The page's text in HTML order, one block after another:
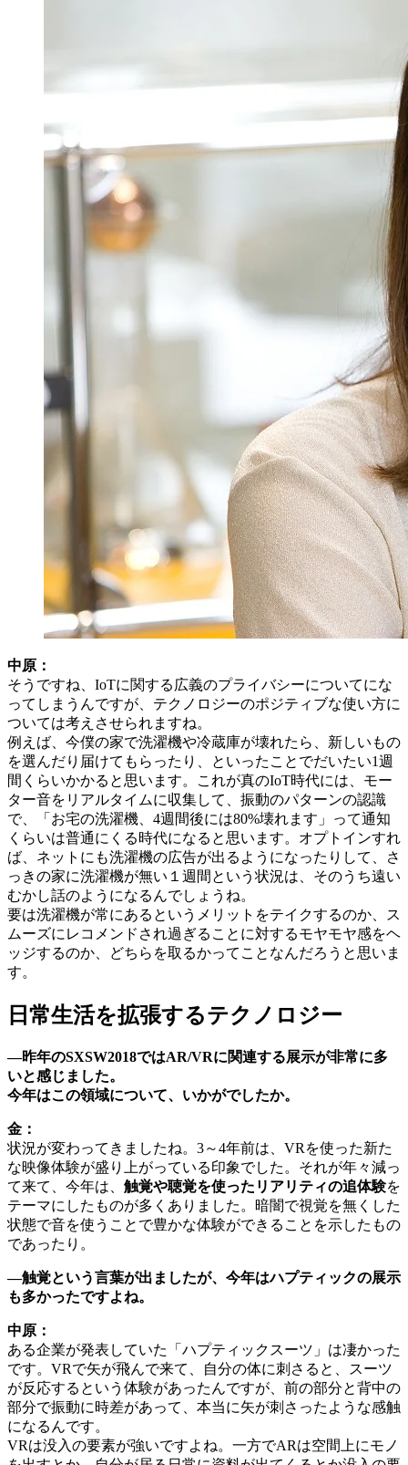
中原：
そうですね、IoTに関する広義のプライバシーについてにな
ってしまうんですが、テクノロジーのポジティブな使い方に
ついては考えさせられますね。
例えば、今僕の家で洗濯機や冷蔵庫が壊れたら、新しいもの
を選んだり届けてもらったり、といったことでだいたい1週
間くらいかかると思います。これが真のIoT時代には、モー
ター音をリアルタイムに収集して、振動のパターンの認識
で、「お宅の洗濯機、4週間後には80%壊れます」って通知
くらいは普通にくる時代になると思います。オプトインすれ
ば、ネットにも洗濯機の広告が出るようになったりして、さ
っきの家に洗濯機が無い１週間という状況は、そのうち遠い
むかし話のようになるんでしょうね。
要は洗濯機が常にあるというメリットをテイクするのか、ス
ムーズにレコメンドされ過ぎることに対するモヤモヤ感をヘ
ッジするのか、どちらを取るかってことなんだろうと思いま
す。
日常生活を拡張するテクノロジー
―昨年のSXSW2018ではAR/VRに関連する展示が非常に多
いと感じました。
今年はこの領域について、いかがでしたか。
金：
状況が変わってきましたね。3～4年前は、VRを使った新た
な映像体験が盛り上がっている印象でした。それが年々減っ
て来て、今年は、 触覚や聴覚を使ったリアリティの追体験を
テーマにしたものが多くありました。暗闇で視覚を無くした
状態で音を使うことで豊かな体験ができることを示したもの
であったり。
―触覚という言葉が出ましたが、今年はハプティックの展示
も多かったですよね。
中原：
ある企業が発表していた「ハプティックスーツ」は凄かった
です。VRで矢が飛んで来て、自分の体に刺さると、スーツ
が反応するという体験があったんですが、前の部分と背中の
部分で振動に時差があって、本当に矢が刺さったような感触
になるんです。
VRは没入の要素が強いですよね。一方でARは空間上にモノ